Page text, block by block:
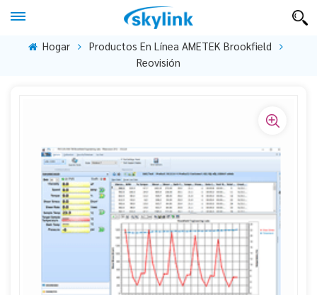
Hogar
Productos En Línea AMETEK Brookfield
Reovisión